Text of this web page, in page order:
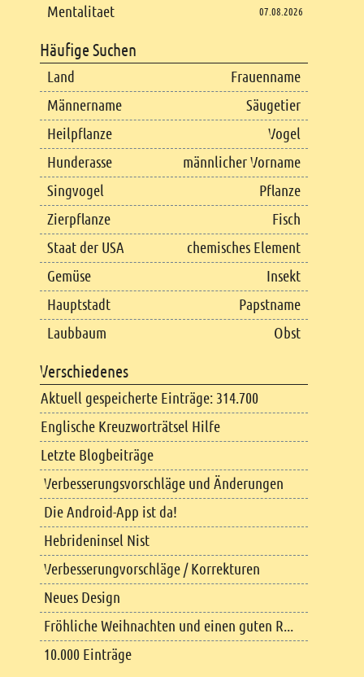
Mentalitaet 07.08.2026
Häufige Suchen
Land
Frauenname
Männername
Säugetier
Heilpflanze
Vogel
Hunderasse
männlicher Vorname
Singvogel
Pflanze
Zierpflanze
Fisch
Staat der USA
chemisches Element
Gemüse
Insekt
Hauptstadt
Papstname
Laubbaum
Obst
Verschiedenes
Aktuell gespeicherte Einträge: 314.700
Englische Kreuzworträtsel Hilfe
Letzte Blogbeiträge
Verbesserungsvorschläge und Änderungen
Die Android-App ist da!
Hebrideninsel Nist
Verbesserungvorschläge / Korrekturen
Neues Design
Fröhliche Weihnachten und einen guten R...
10.000 Einträge